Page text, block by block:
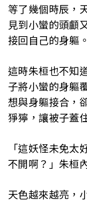
等了幾個時辰，
見到小蠻的頭顱
接回自己的身軀。
這時朱桓也不知
子將小蠻的身軀
想與身軀接合，
猙獰，讓被子蓋
「這妖怪未免太
不開啊？」朱桓
天色越來越亮，